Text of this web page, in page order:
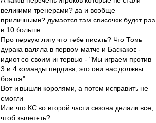
великими тренерами? да и вообще
приличными? думается там списочек будет раз
в 10 больше
Про первую лигу что тебе писать? Что Томь
дурака валяла в первом матче и Баскаков -
идиот со своим интервью - "Мы играем против
3 и 4 команды пердива, это они нас должны
боятся"
Вот и вышли королями, а потом исправить не
смогли
Или что КС во второй части сезона делали все,
чтоб вылететь?